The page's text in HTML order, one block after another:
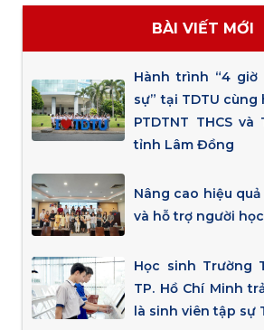
BÀI VIẾT MỚI
Hành trình “4
sự” tại TDTU
PTDTNT THCS và
tỉnh Lâm Đồng
Nâng cao hiệu
và hỗ trợ người học
Học sinh Trường
TP. Hồ Chí Minh
là sinh viên tập sự